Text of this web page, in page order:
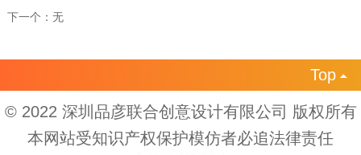
下一个： 无
Top
© 2022 深圳品彦联合创意设计有限公司 版权所有
本网站受知识产权保护模仿者必追法律责任